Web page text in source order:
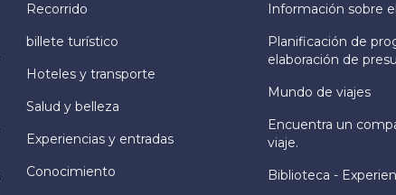
Recorrido
billete turístico
Hoteles y transporte
Salud y belleza
Experiencias y entradas
Conocimiento
Información sobre
Planificación de
elaboración de
Mundo de viajes
Encuentra un
viaje.
Biblioteca -